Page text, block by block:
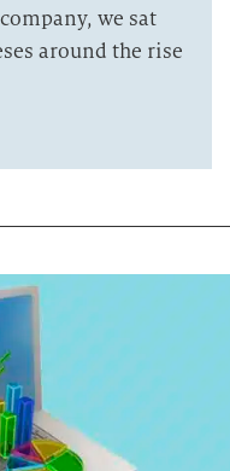
we sat
around the rise